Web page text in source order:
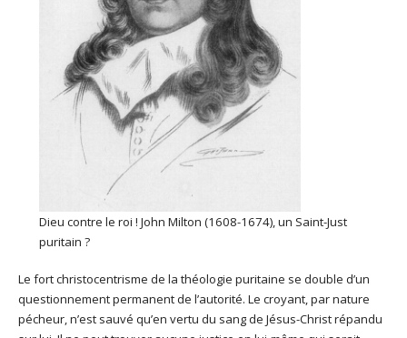
Dieu contre le roi ! John Milton (1608-1674), un Saint-Just
puritain ?
Le fort christocentrisme de la théologie puritaine se double d’un
questionnement permanent de l’autorité. Le croyant, par nature
pécheur, n’est sauvé qu’en vertu du sang de Jésus-Christ répandu